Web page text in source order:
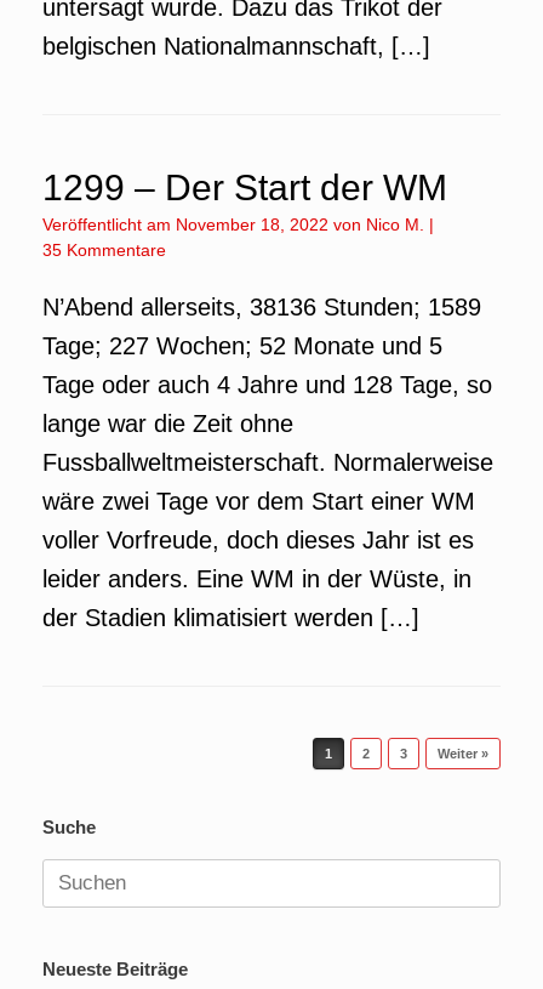
untersagt wurde. Dazu das Trikot der
belgischen Nationalmannschaft, […]
1299 – Der Start der WM
Veröffentlicht am November 18, 2022 von Nico M.
|
35 Kommentare
N’Abend allerseits, 38136 Stunden; 1589
Tage; 227 Wochen; 52 Monate und 5
Tage oder auch 4 Jahre und 128 Tage, so
lange war die Zeit ohne
Fussballweltmeisterschaft. Normalerweise
wäre zwei Tage vor dem Start einer WM
voller Vorfreude, doch dieses Jahr ist es
leider anders. Eine WM in der Wüste, in
der Stadien klimatisiert werden […]
1 2 3 Weiter »
Suche
Suchen
nach:
Neueste Beiträge